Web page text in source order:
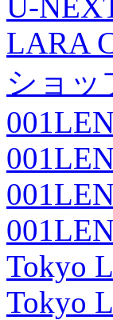
LARA
ショッ
Tokyo
Tokyo